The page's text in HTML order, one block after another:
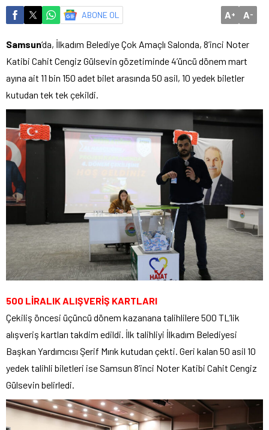
ABONE OL A+ A-
Samsun‘da, İlkadım Belediye Çok Amaçlı Salonda, 8’inci Noter
Katibi Cahit Cengiz Gülsevin gözetiminde 4’üncü dönem mart
ayına ait 11 bin 150 adet bilet arasında 50 asil, 10 yedek biletler
kutudan tek tek çekildi.
500 LİRALIK ALIŞVERİŞ KARTLARI
Çekiliş öncesi üçüncü dönem kazanana talihlilere 500 TL’lik
alışveriş kartları takdim edildi. İlk talihliyi İlkadım Belediyesi
Başkan Yardımcısı Şerif Mırık kutudan çekti. Geri kalan 50 asil 10
yedek talihli biletleri ise Samsun 8’inci Noter Katibi Cahit Cengiz
Gülsevin belirledi.